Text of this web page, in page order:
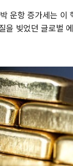
운항 증가세는 이
빚었던 글로벌